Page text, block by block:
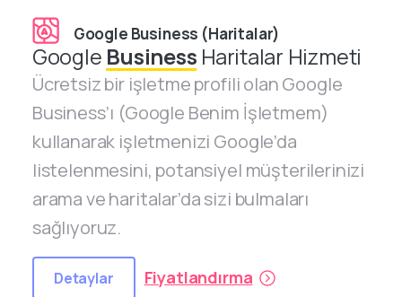
Google Business (Haritalar)
Google Business Haritalar Hizmeti
Ücretsiz bir işletme profili olan Google
Business’ı (Google Benim İşletmem)
kullanarak işletmenizi Google’da
listelenmesini, potansiyel müşterilerinizi
arama ve haritalar’da sizi bulmaları
sağlıyoruz.
Detaylar Fiyatlandırma